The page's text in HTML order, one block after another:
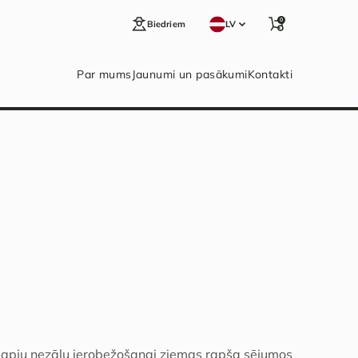
Biedriem LV 0
Par mumsJaunumi un pasākumiKontakti
nezāļu ierobežošanai ziemas rapša sējumos